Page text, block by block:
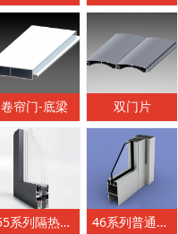
卷帘门-底梁 双门片
55系列隔热节能外平开窗 46系列普通地弹门